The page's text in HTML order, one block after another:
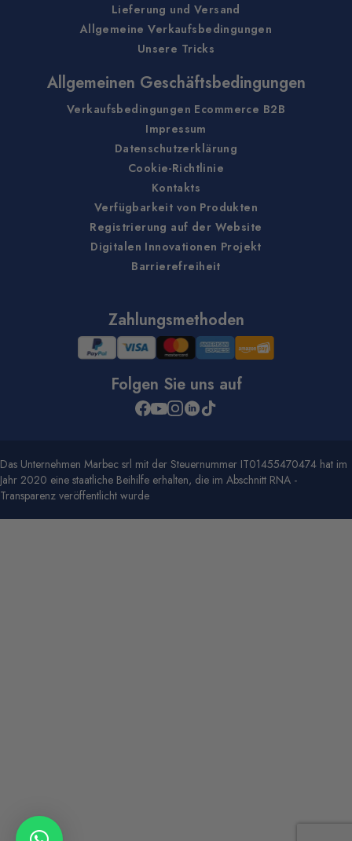
Lieferung und Versand
Allgemeine Verkaufsbedingungen
Unsere Tricks
Allgemeinen Geschäftsbedingungen
Verkaufsbedingungen Ecommerce B2B
Impressum
Datenschutzerklärung
Cookie-Richtlinie
Kontakts
Verfügbarkeit von Produkten
Registrierung auf der Website
Digitalen Innovationen Projekt
Barrierefreiheit
Zahlungsmethoden
Folgen Sie uns auf
Das Unternehmen Marbec srl mit der Steuernummer IT01455470474 hat im
Jahr 2020 eine staatliche Beihilfe erhalten, die im Abschnitt RNA -
Transparenz veröffentlicht wurde